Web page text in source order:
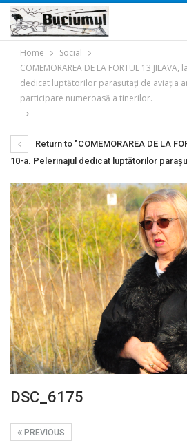
Home
Social
COMEMORAREA DE LA FORTUL 13
dedicat luptătorilor parașutați de aviația
participare numeroasă a tinerilor.
Return to "COMEMORAREA DE LA
10-a. Pelerinajul dedicat luptătorilor
DSC_6175
PREVIOUS